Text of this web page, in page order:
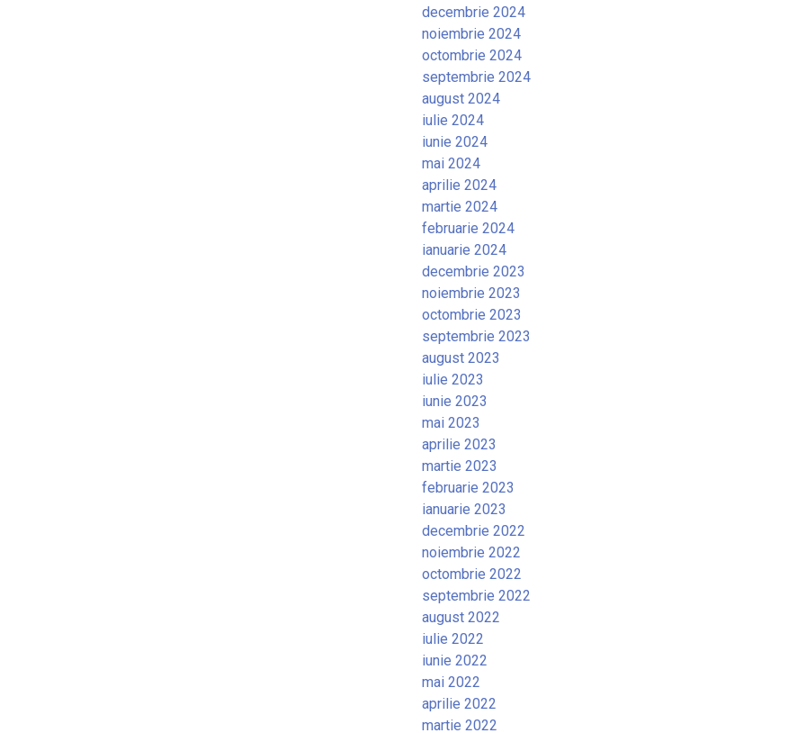
decembrie 2024
noiembrie 2024
octombrie 2024
septembrie 2024
august 2024
iulie 2024
iunie 2024
mai 2024
aprilie 2024
martie 2024
februarie 2024
ianuarie 2024
decembrie 2023
noiembrie 2023
octombrie 2023
septembrie 2023
august 2023
iulie 2023
iunie 2023
mai 2023
aprilie 2023
martie 2023
februarie 2023
ianuarie 2023
decembrie 2022
noiembrie 2022
octombrie 2022
septembrie 2022
august 2022
iulie 2022
iunie 2022
mai 2022
aprilie 2022
martie 2022